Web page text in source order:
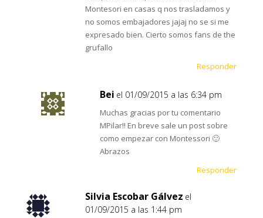
Montesori en casas q nos trasladamos y
no somos embajadores jajaj no se si me
expresado bien. Cierto somos fans de the
grufallo
Responder
Bei el 01/09/2015 a las 6:34 pm
Muchas gracias por tu comentario
MPilar!! En breve sale un post sobre
como empezar con Montessori 🙂
Abrazos
Responder
Silvia Escobar Gálvez el
01/09/2015 a las 1:44 pm